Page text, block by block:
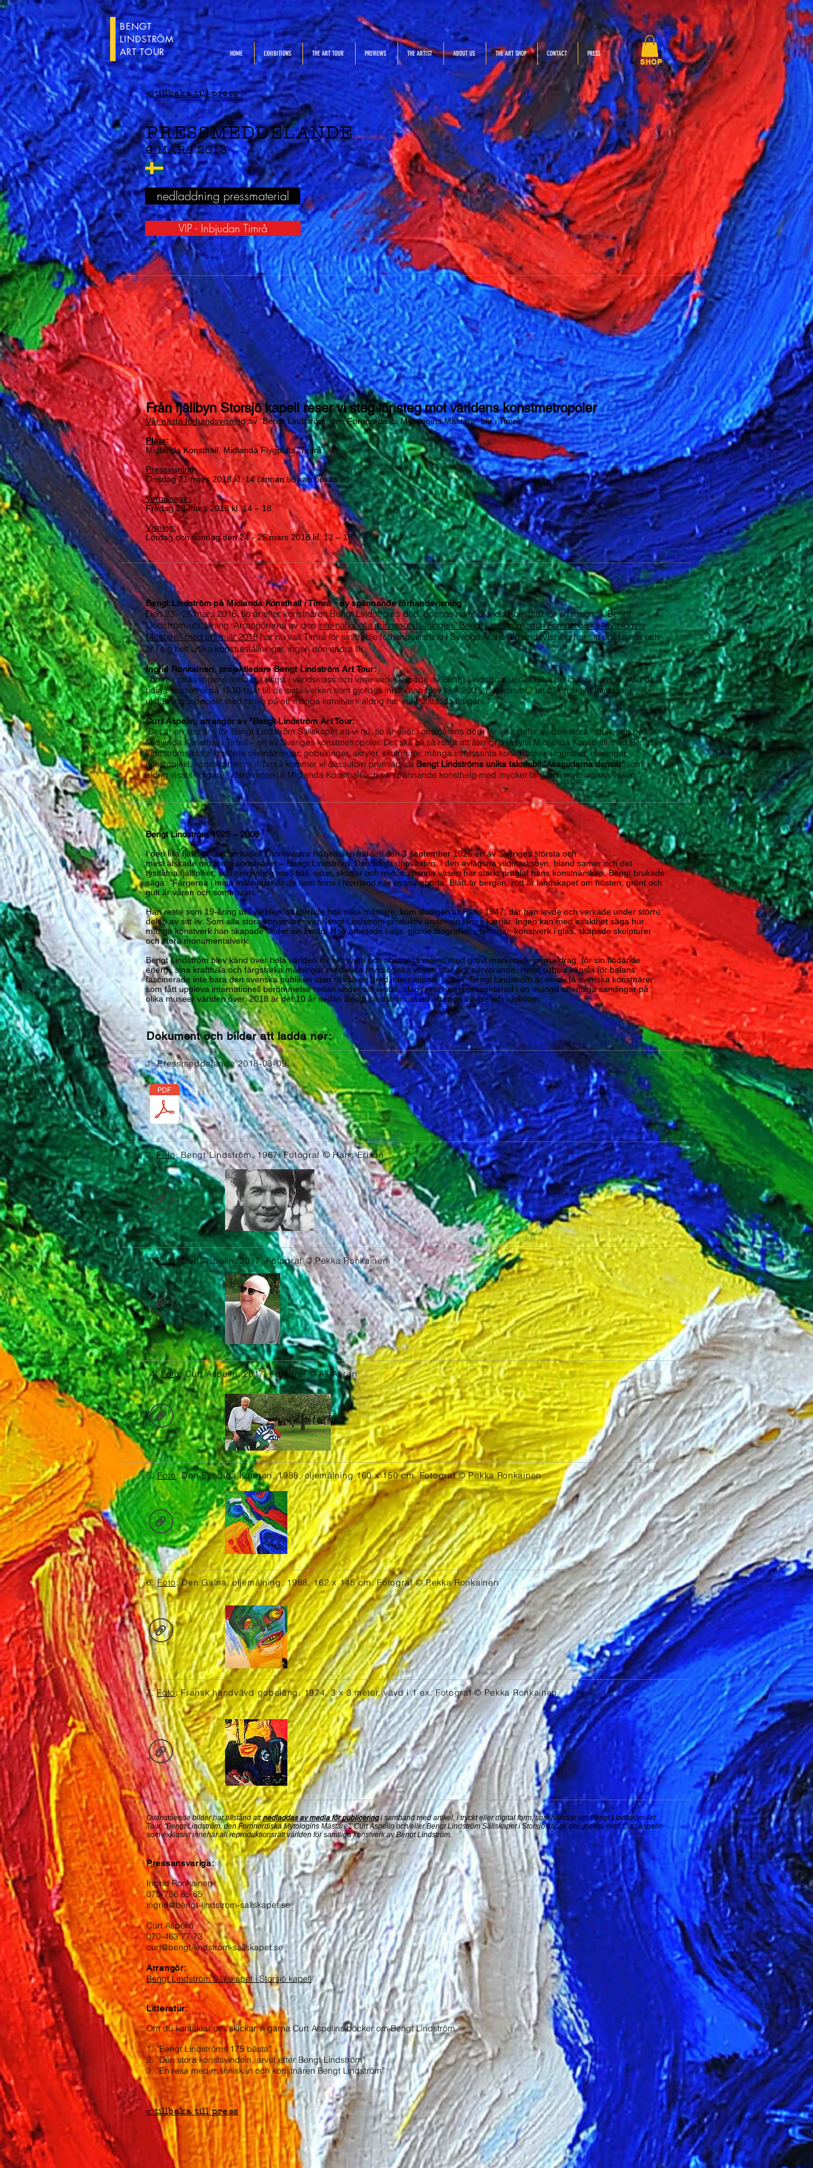
HOME EXHIBITIONS THE ART TOUR PREVIEWS THE ARTIST ABOUT US THE ART SHOP CONTACT PRESS
BENGT
LINDSTRÖM
ART TOUR
SHOP
< tillbaka till press
PRESSMEDDELANDE
9 MARS 2018
nedladdning pressmaterial
VIP - Inbjudan Timrå
Från fjällbyn Storsjö kapell reser vi steg för steg mot världens konstmetropoler
Vår nästa förhandsvisningav "Bengt Lindström, den Fornnordiska Mytologins Mästare" blir i Timrå.
Plats:
Midlanda Konsthall, Midlanda Flygplats, Timrå
Pressvisning:
Onsdag 21 mars 2018 kl. 14 (annan tid kan bokas in)
Vernissage:
Fredag 23 mars 2018 kl. 14 – 18
Visning:
Lördag och söndag den 24 - 25 mars 2018 kl. 12 – 16
Bengt Lindström på Midlanda Konsthall i Timrå - ny spännande förhandsvisning
Den 23 - 25 mars 2018, tio år efter konstnären Bengt Lindströms död, öppnas nu Midlanda Konsthall för en magnifik Bengt
Lindström-utställning. Arrangörerna av deninternationella minnesutställningen ”Bengt Lindström, den Fornnordiska Mytologins
Mästare” med premiär 2018har nu valt Timrå för sin tredje förhandsvisning i Sverige. Varje förhandsvisning har sitt eget tema och
är i sig helt unika konstutställningar, ingen den andra lik.
Ingrid Ronkainen, projektledare Bengt Lindström Art Tour:
”Timrå-utställningens tema blir konst i världsklass och visar verk skapade av Bengt Lindström under olika perioder i hans liv, från de
tidiga skisserna på 1930-talet till de sista verken som gjordes innan han blev sjuk 2003. Det kommer att bli en riktigt intressant
utställning, speciellt med tanke på att många konstverk aldrig har varit utställda tidigare.”
Curt Aspelin, arrangör av ”Bengt Lindström Art Tour:
"Det är en stor ära för Bengt Lindström Sällskapet att vi nu, tio år efter konstnärens död, får visa delar av den stora samlingen på
Midlanda Konsthall i Timrå – en av Sveriges konstmetropoler. Det ska bli så roligt att återigen få fylla Midlanda Konsthall med Bengt
Lindströms stora kraftfulla oljemålningar, gobelänger, akryler, skulpturer, många intressanta konstböcker, litografier, etsningar,
konstobjekt, konstkort, m.m. I Timrå kommer vi dessutom premiärvisa Bengt Lindströms unika takmobil ”Asagudarna dansar”som
aldrig visats tidigare. Välkommen till Midlanda Konsthall och en spännande konsthelg med mycket färg och mytologiska väsen."
Bengt Lindström 1925 – 2008
I den lilla fjällbyn Storsjö kapell i nordvästra Härjedalen föddes den 3 september 1925 en av Sveriges största och
mest älskade moderna konstnärer – Bengt Lindström. Den tidiga uppväxten, i den avlägsna vildmarksbyn, bland samer och det
tystlåtna fjällfolket, i en omgivning med fjäll, sjöar, skogar och mytomspunna väsen har starkt präglat hans konstnärskap. Bengt brukade
säga: ”Färgerna i mina målningar är de som finns i Norrland när snön är borta. Blått är bergen, rött är landskapet om hösten, grönt och
gult är våren och sommaren.”
Han reste som 19-åring ut i världen, studerade hos olika mästare, kom slutligen till Paris 1947, där han levde och verkade under större
delen av sitt liv. Som alla stora konstnärer var Bengt Lindström produktiv under sin långa karriär. Ingen kan med exakthet säga hur
många konstverk han skapade under sin livstid. Han arbetade i olja, gjorde litografier, etsningar, konstverk i glas, skapade skulpturer
och stora monumentalverk.
Bengt Lindström blev känd över hela världen för sitt yviga och abstrakta måleri med grovt markerade penseldrag, för sin flödande
energi, sina kraftfulla och färgstarka målningar med vilda mytologiska väsen ständigt närvarande. Hans subtila känsla för balans
fascinerade inte bara den svenska publiken utan också en bred internationell publik. Bengt Lindström är en av få svenska konstnärer
som fått uppleva internationell berömmelse redan under sin livstid. Idag finns han representerad i en mängd offentliga samlingar på
olika museer världen över. 2018 är det 10 år sedan Bengt Lindström avled efter en längre tids sjukdom.
Dokument och bilder att ladda ner:
1. Pressmeddelande 2018-03-09
2.Foto: Bengt Lindström, 1967. Fotograf © Hans Erixon
3.Foto: Curt Aspelin, 2017. Fotograf © Pekka Ronkainen
4.Foto: Curt Aspelin, 2017. Fotograf © Ali Ahran
5.Foto: Den Syndiga Kungen, 1988, oljemålning 160 x 150 cm. Fotograf © Pekka Ronkainen
6.Foto: Den Galna, oljemålning, 1988, 162 x 145 cm. Fotograf © Pekka Ronkainen
7.Foto: Fransk handvävd gobeläng, 1974, 3 x 3 meter, vävd i 1 ex.Fotograf © Pekka Ronkainen
Ovanstående bilder har tillstånd attnedladdas av media för publicering i samband med artikel, i tryckt eller digital form, som handlar om Bengt Lindström Art
Tour, "Bengt Lindström, den Fornnordiska Mytologins Mästare", Curt Aspelin och/eller Bengt Lindström Sällskapet i Storsjö kapell enligt avtal med Curt Aspelin
som exklusivt innehar all reproduktionsrätt världen för samtliga konstverk av Bengt Lindström.
Pressansvariga:
Ingrid Ronkainen
070-756 85 65
ingrid@bengt-lindstrom-sallskapet.se
Curt Aspelin
070-463 77 73
curt@bengt-lindstrom-sallskapet.se
Arrangör:
Bengt Lindström Sällskapet i Storsjö kapell
Litteratur:
Om du kontaktar oss skickar vi gärna Curt Aspelins böcker om Bengt Lindström.
1. ”Bengt Lindströms 175 bästa”
2. ”Den stora konstsvindeln, arvet efter Bengt Lindström”
3. ”En resa med människan och konstnären Bengt Lindström”
< tillbaka till press